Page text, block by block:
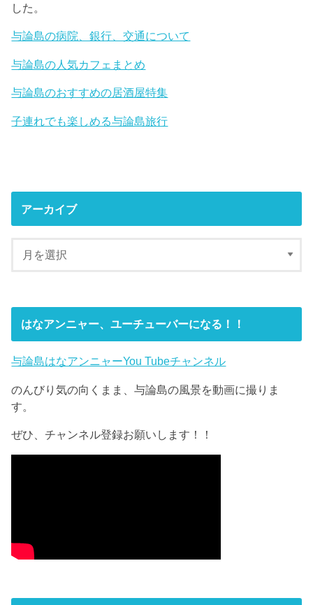
した。
与論島の病院、銀行、交通について
与論島の人気カフェまとめ
与論島のおすすめの居酒屋特集
子連れでも楽しめる与論島旅行
アーカイブ
はなアンニャー、ユーチューバーになる！！
与論島はなアンニャーYou Tubeチャンネル
のんびり気の向くまま、与論島の風景を動画に撮りま
す。
ぜひ、チャンネル登録お願いします！！